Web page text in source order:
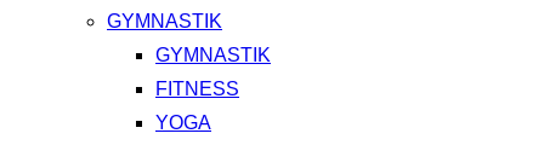
GYMNASTIK
GYMNASTIK
FITNESS
YOGA